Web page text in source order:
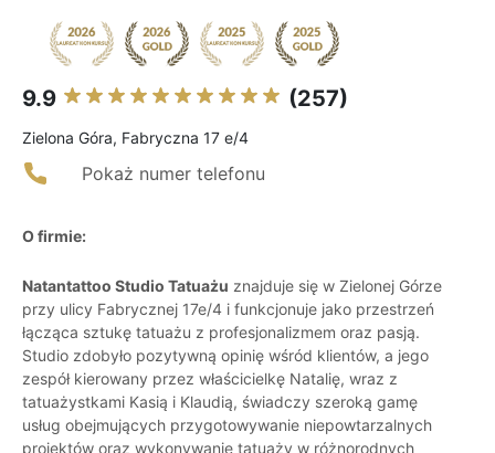
9.9 (257)
Zielona Góra, Fabryczna 17 e/4
Pokaż numer telefonu
O firmie:
Natantattoo Studio Tatuażu znajduje się w Zielonej Górze
przy ulicy Fabrycznej 17e/4 i funkcjonuje jako przestrzeń
łącząca sztukę tatuażu z profesjonalizmem oraz pasją.
Studio zdobyło pozytywną opinię wśród klientów, a jego
zespół kierowany przez właścicielkę Natalię, wraz z
tatuażystkami Kasią i Klaudią, świadczy szeroką gamę
usług obejmujących przygotowywanie niepowtarzalnych
projektów oraz wykonywanie tatuaży w różnorodnych